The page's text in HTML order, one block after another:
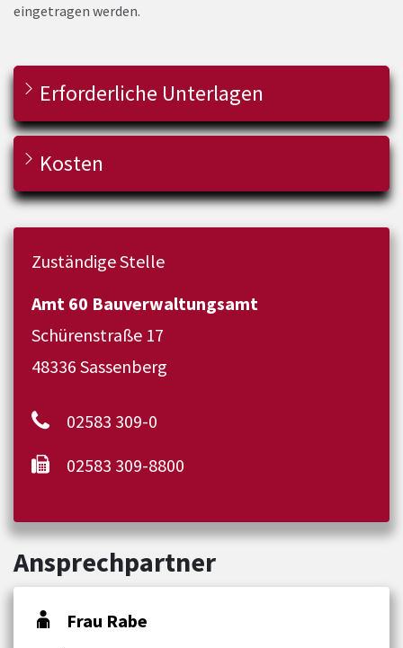
eingetragen werden.
Erforderliche Unterlagen
Kosten
Zuständige Stelle
Amt 60 Bauverwaltungsamt
Schürenstraße 17
48336 Sassenberg
02583 309-0
02583 309-8800
Ansprechpartner
Frau Rabe